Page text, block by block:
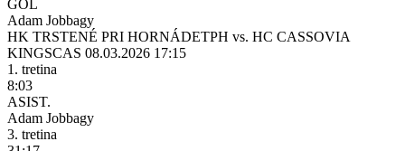
GÓL
Adam Jobbagy
HK TRSTENÉ PRI HORNÁDETPH vs. HC CASSOVIA
KINGSCAS 08.03.2026 17:15
1. tretina
8:03
ASIST.
Adam Jobbagy
3. tretina